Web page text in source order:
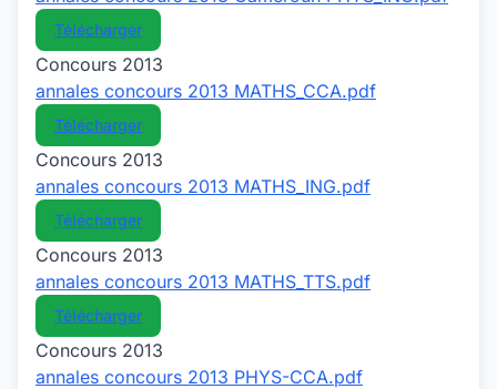
Télécharger
Concours 2013
annales concours 2013 MATHS_CCA.pdf
Télécharger
Concours 2013
annales concours 2013 MATHS_ING.pdf
Télécharger
Concours 2013
annales concours 2013 MATHS_TTS.pdf
Télécharger
Concours 2013
annales concours 2013 PHYS-CCA.pdf